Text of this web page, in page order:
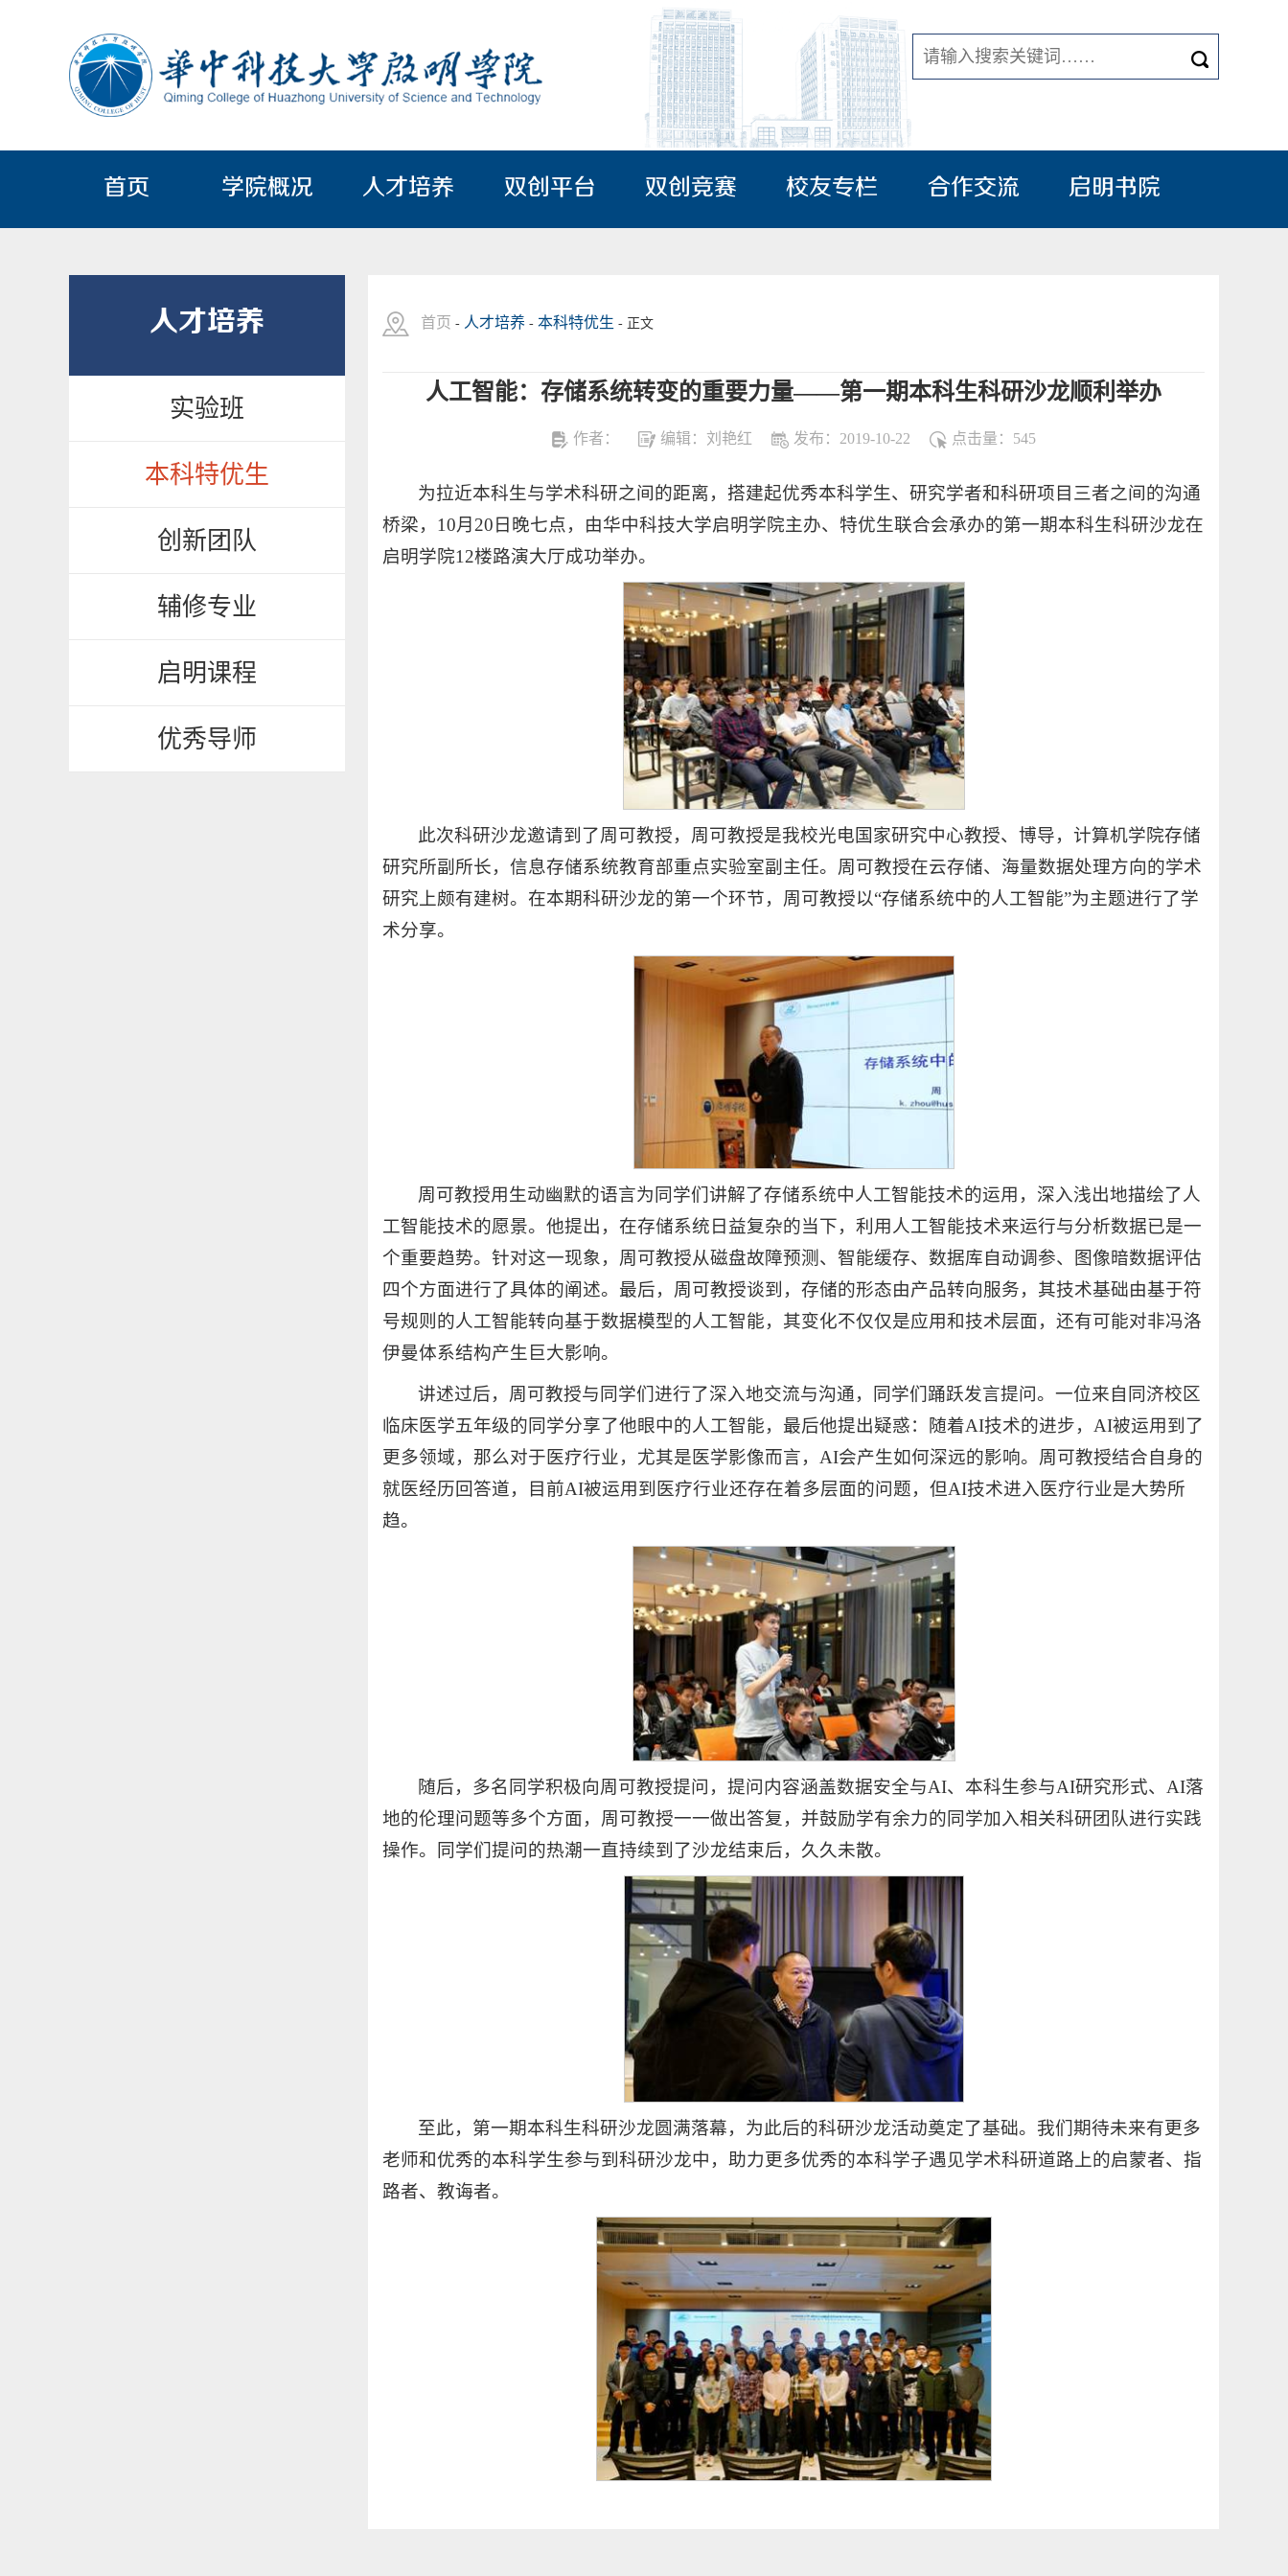
首页 学院概况 人才培养 双创平台 双创竞赛 校友专栏 合作交流 启明书院
人才培养
实验班
本科特优生
创新团队
辅修专业
启明课程
优秀导师
首页 - 人才培养 - 本科特优生 - 正文
人工智能：存储系统转变的重要力量——第一期本科生科研沙龙顺利举办
作者： 编辑：刘艳红 发布：2019-10-22 点击量： 545
为拉近本科生与学术科研之间的距离，搭建起优秀本科学生、研究学者和科研项目三者之间的沟通
桥梁，10月20日晚七点，由华中科技大学启明学院主办、特优生联合会承办的第一期本科生科研沙龙在
启明学院12楼路演大厅成功举办。
此次科研沙龙邀请到了周可教授，周可教授是我校光电国家研究中心教授、博导，计算机学院存储
研究所副所长，信息存储系统教育部重点实验室副主任。周可教授在云存储、海量数据处理方向的学术
研究上颇有建树。在本期科研沙龙的第一个环节，周可教授以“存储系统中的人工智能”为主题进行了学
术分享。
周可教授用生动幽默的语言为同学们讲解了存储系统中人工智能技术的运用，深入浅出地描绘了人
工智能技术的愿景。他提出，在存储系统日益复杂的当下，利用人工智能技术来运行与分析数据已是一
个重要趋势。针对这一现象，周可教授从磁盘故障预测、智能缓存、数据库自动调参、图像暗数据评估
四个方面进行了具体的阐述。最后，周可教授谈到，存储的形态由产品转向服务，其技术基础由基于符
号规则的人工智能转向基于数据模型的人工智能，其变化不仅仅是应用和技术层面，还有可能对非冯洛
伊曼体系结构产生巨大影响。
讲述过后，周可教授与同学们进行了深入地交流与沟通，同学们踊跃发言提问。一位来自同济校区
临床医学五年级的同学分享了他眼中的人工智能，最后他提出疑惑：随着AI技术的进步，AI被运用到了
更多领域，那么对于医疗行业，尤其是医学影像而言，AI会产生如何深远的影响。周可教授结合自身的
就医经历回答道，目前AI被运用到医疗行业还存在着多层面的问题，但AI技术进入医疗行业是大势所
趋。
随后，多名同学积极向周可教授提问，提问内容涵盖数据安全与AI、本科生参与AI研究形式、AI落
地的伦理问题等多个方面，周可教授一一做出答复，并鼓励学有余力的同学加入相关科研团队进行实践
操作。同学们提问的热潮一直持续到了沙龙结束后，久久未散。
至此，第一期本科生科研沙龙圆满落幕，为此后的科研沙龙活动奠定了基础。我们期待未来有更多
老师和优秀的本科学生参与到科研沙龙中，助力更多优秀的本科学子遇见学术科研道路上的启蒙者、指
路者、教诲者。